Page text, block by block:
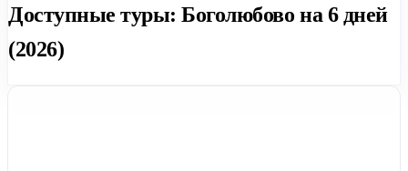
Доступные туры: Боголюбово на 6 дней
(2026)